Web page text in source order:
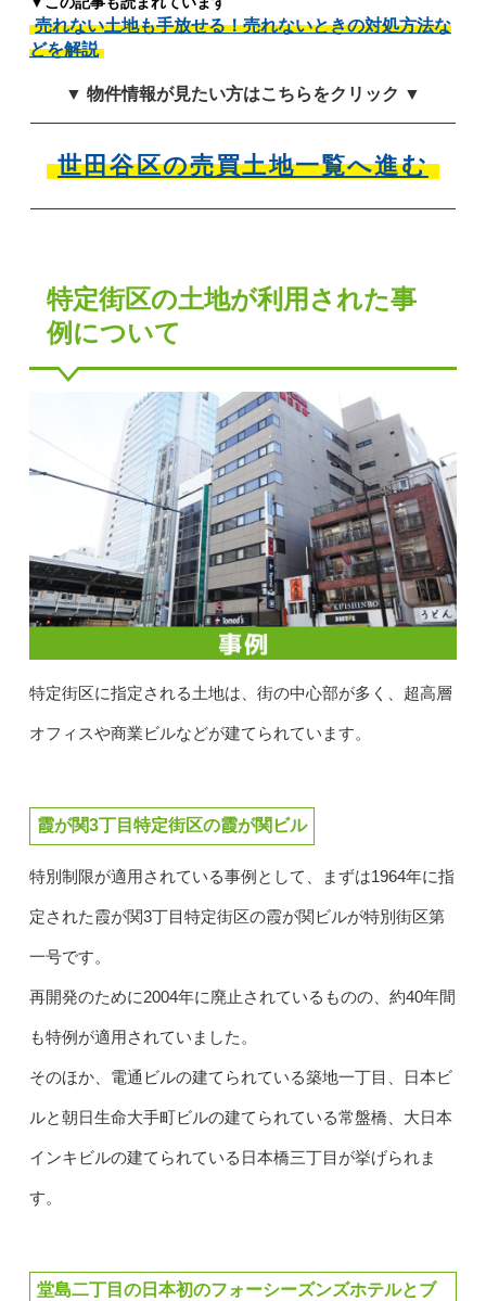
売れない土地も手放せる！売れないときの対処方法な
どを解説
▼ 物件情報が見たい方はこちらをクリック ▼
世田谷区の売買土地一覧へ進む
特定街区の土地が利用された事
例について
特定街区に指定される土地は、街の中心部が多く、超高層
オフィスや商業ビルなどが建てられています。
霞が関3丁目特定街区の霞が関ビル
特別制限が適用されている事例として、まずは1964年に指
定された霞が関3丁目特定街区の霞が関ビルが特別街区第
一号です。
再開発のために2004年に廃止されているものの、約40年間
も特例が適用されていました。
そのほか、電通ビルの建てられている築地一丁目、日本ビ
ルと朝日生命大手町ビルの建てられている常盤橋、大日本
インキビルの建てられている日本橋三丁目が挙げられま
す。
堂島二丁目の日本初のフォーシーズンズホテルとブ